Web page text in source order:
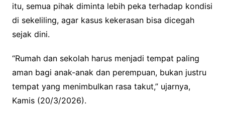
itu, semua pihak diminta lebih peka terhadap kondisi
di sekeliling, agar kasus kekerasan bisa dicegah
sejak dini.
“Rumah dan sekolah harus menjadi tempat paling
aman bagi anak-anak dan perempuan, bukan justru
tempat yang menimbulkan rasa takut,” ujarnya,
Kamis (20/3/2026).